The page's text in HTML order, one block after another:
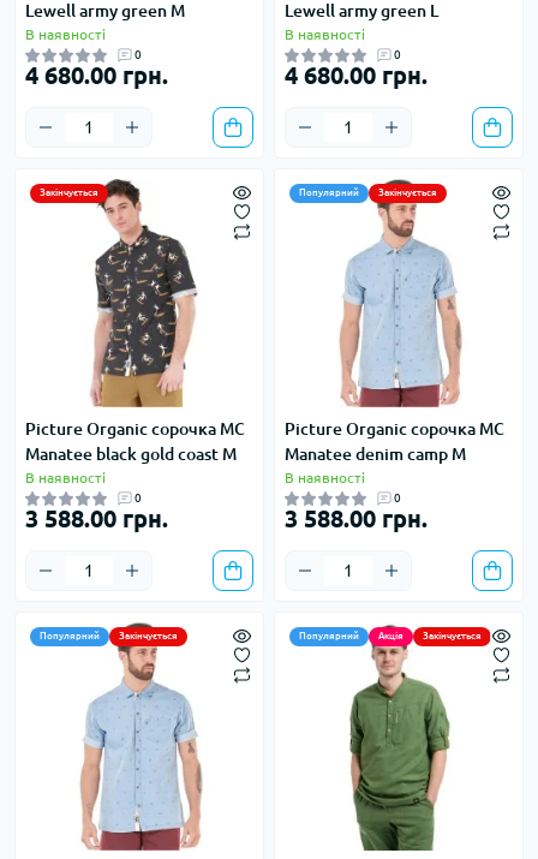
Lewell army green M
В наявності
0
4 680.00 грн.
Lewell army green L
В наявності
0
4 680.00 грн.
Закінчується
Picture Organic сорочка MC
Manatee black gold coast M
В наявності
0
3 588.00 грн.
Популярний Закінчується
Picture Organic сорочка MC
Manatee denim camp M
В наявності
0
3 588.00 грн.
Популярний Закінчується Популярний Акція Закінчується